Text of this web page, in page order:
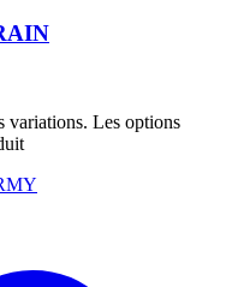
variations. Les options